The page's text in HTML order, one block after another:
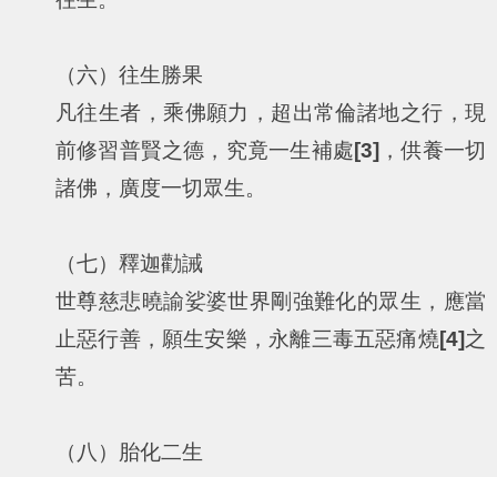
（六）往生勝果
凡往生者，乘佛願力，超出常倫諸地之行，現
前修習普賢之德，究竟一生補處[3] ，供養一切
諸佛，廣度一切眾生。
（七）釋迦勸誡
世尊慈悲曉諭娑婆世界剛強難化的眾生，應當
止惡行善，願生安樂，永離三毒五惡痛燒[4] 之
苦。
（八）胎化二生